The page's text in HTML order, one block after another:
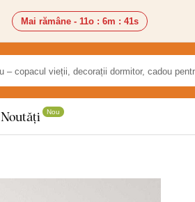
Mai rămâne - 11o : 6m : 40s
Noutăți Nou